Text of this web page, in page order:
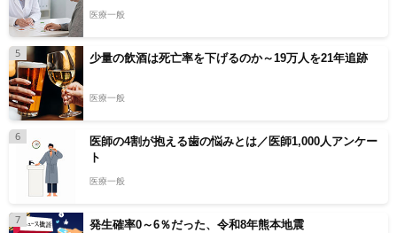
医療一般
5 少量の飲酒は死亡率を下げるのか～19万人を21年追跡
医療一般
6
医師の4割が抱える歯の悩みとは／医師1,000人アンケー
ト
医療一般
7 発生確率0～6％だった、令和8年熊本地震